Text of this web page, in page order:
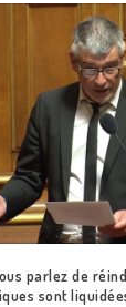
parlez de
sont